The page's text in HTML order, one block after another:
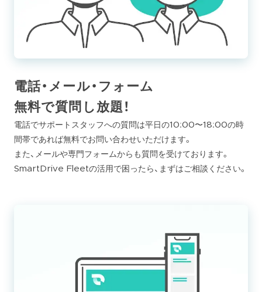
電話・メール・フォーム
無料で質問し放題！
電話でサポートスタッフへの質問は平日の10:00〜18:00の時
間帯であれば無料でお問い合わせいただけます。
また、メールや専門フォームからも質問を受けております。
SmartDrive Fleetの活用で困ったら、まずはご相談ください。